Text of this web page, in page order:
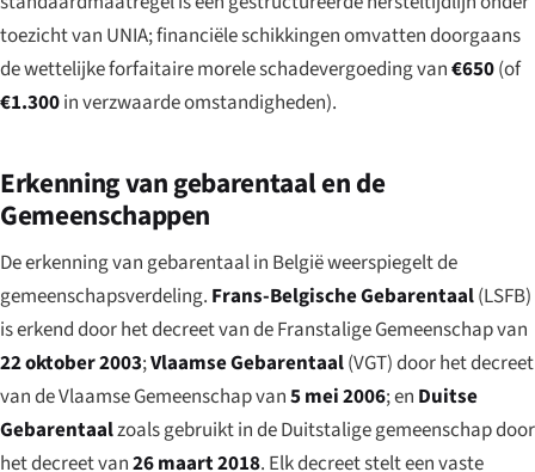
toezicht van UNIA; financiële schikkingen omvatten doorgaans
de wettelijke forfaitaire morele schadevergoeding van€650(of
€1.300in verzwaarde omstandigheden).
Erkenning van gebarentaal en de
Gemeenschappen
De erkenning van gebarentaal in België weerspiegelt de
gemeenschapsverdeling. Frans-Belgische Gebarentaal(LSFB)
is erkend door het decreet van de Franstalige Gemeenschap van
22 oktober 2003;Vlaamse Gebarentaal(VGT) door het decreet
van de Vlaamse Gemeenschap van5 mei 2006; en Duitse
Gebarentaalzoals gebruikt in de Duitstalige gemeenschap door
het decreet van26 maart 2018. Elk decreet stelt een vaste